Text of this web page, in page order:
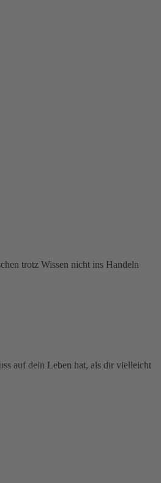
trotz Wissen nicht ins Handeln
auf dein Leben hat, als dir vielleicht